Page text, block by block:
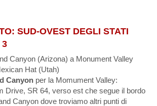
SUD-OVEST DEGLI STATI
3
Canyon (Arizona) a Monument Valley
Hat (Utah)
Canyonper la Momument Valley:
Drive, SR 64, verso est che segue il bordo
Canyon dove troviamo altri punti di